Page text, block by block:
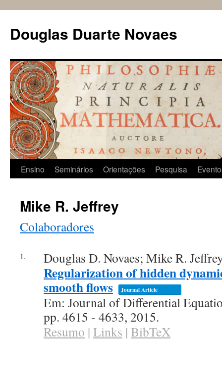
Douglas Duarte Novaes
Pular
conteúdo
Ensino Seminários Orientações Pesquisa
Mike R. Jeffrey
Colaboradores
1. Douglas D. Novaes; Mike R.
Regularization of hidden
smooth flows Journal Article
Em: Journal of Differential
pp. 4615 - 4633, 2015.
Resumo | Links | BibTeX